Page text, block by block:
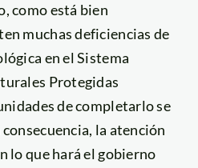
como está bien
muchas deficiencias de
en el Sistema
Protegidas
de completarlo se
consecuencia, la atención
lo que hará el gobierno